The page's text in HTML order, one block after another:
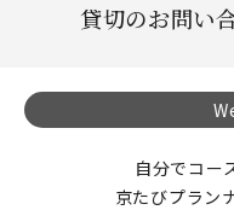
貸切のお問い
自分でコー
京たびプラン